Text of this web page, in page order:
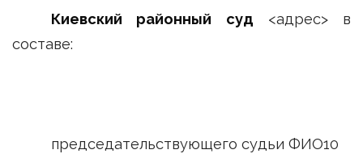
Киевский районный суд <адрес> в
составе:
председательствующего судьи ФИО10